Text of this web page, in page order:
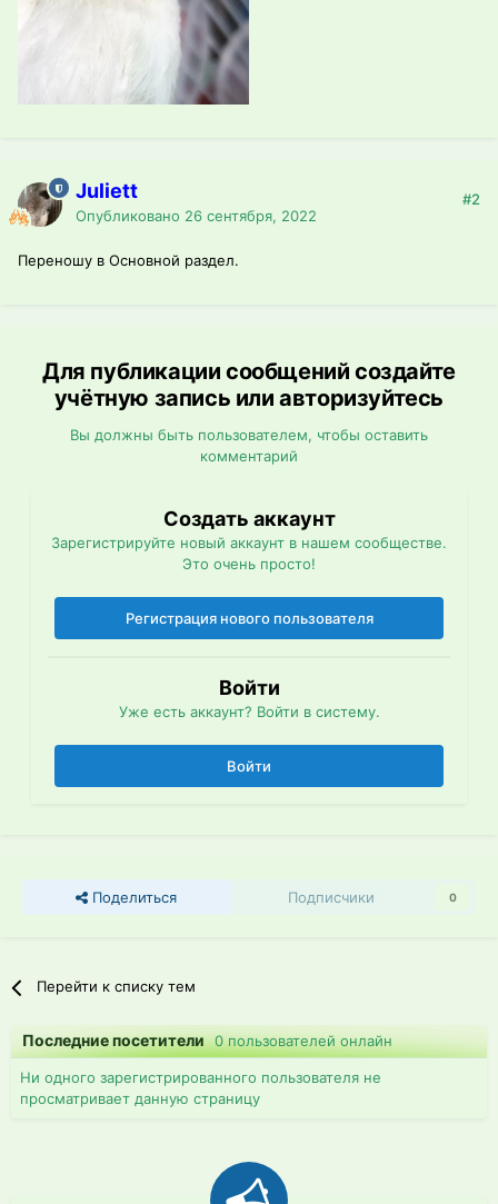
Juliett
Опубликовано 26 сентября, 2022
#2
Переношу в Основной раздел.
Для публикации сообщений создайте
учётную запись или авторизуйтесь
Вы должны быть пользователем, чтобы оставить
комментарий
Создать аккаунт
Зарегистрируйте новый аккаунт в нашем сообществе.
Это очень просто!
Регистрация нового пользователя
Войти
Уже есть аккаунт? Войти в систему.
Войти
Поделиться Подписчики 0
Перейти к списку тем
Последние посетители0 пользователей онлайн
Ни одного зарегистрированного пользователя не
просматривает данную страницу